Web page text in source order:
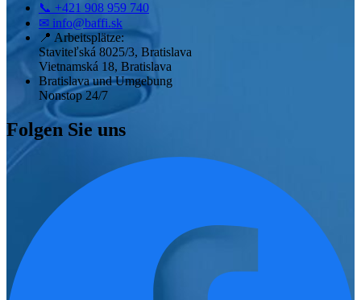
📞 +421 908 959 740
✉ info@baffi.sk
📍 Arbeitsplätze:
Staviteľská 8025/3, Bratislava
Vietnamská 18, Bratislava
Bratislava und Umgebung
Nonstop 24/7
Folgen Sie uns